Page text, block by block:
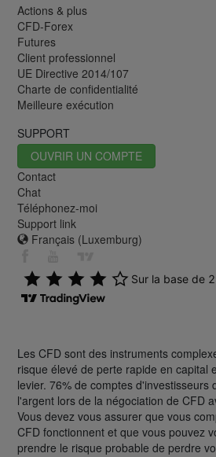
Actions & plus
CFD-Forex
Futures
Client professionnel
UE Directive 2014/107
Charte de confidentialité
Meilleure exécution
SUPPORT
OUVRIR UN COMPTE
Contact
Chat
Téléphonez-moi
Support link
Français (Luxemburg)
Les CFD sont des instruments
risque élevé de perte rapide en capital
levier. 76% de comptes d'investisseurs
l'argent lors de la négociation de CFD
Vous devez vous assurer que vous
CFD fonctionnent et que vous pouvez
prendre le risque probable de perdre